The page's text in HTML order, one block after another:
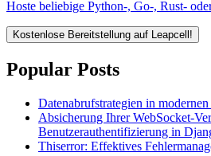
Hoste beliebige Python-, Go-, Rust-
Kostenlose Bereitstellung auf Leapcell!
Popular Posts
Datenabrufstrategien in
Absicherung Ihrer WebSocket-
Benutzerauthentifizierung in
Thiserror: Effektives